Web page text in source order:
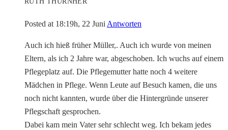
Posted at 18:19h, 22 Juni Antworten
Auch ich hieß früher Müller,. Auch ich wurde von meinen
Eltern, als ich 2 Jahre war, abgeschoben. Ich wuchs auf einem
Pflegeplatz auf. Die Pflegemutter hatte noch 4 weitere
Mädchen in Pflege. Wenn Leute auf Besuch kamen, die uns
noch nicht kannten, wurde über die Hintergründe unserer
Pflegschaft gesprochen.
Dabei kam mein Vater sehr schlecht weg. Ich bekam jedes